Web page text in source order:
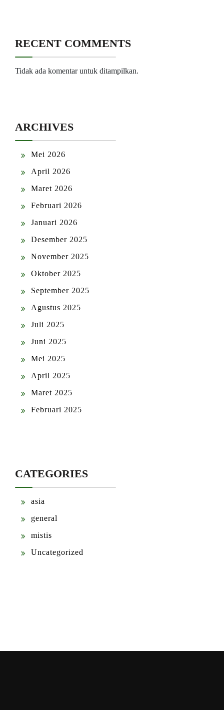
RECENT COMMENTS
Tidak ada komentar untuk ditampilkan.
ARCHIVES
Mei 2026
April 2026
Maret 2026
Februari 2026
Januari 2026
Desember 2025
November 2025
Oktober 2025
September 2025
Agustus 2025
Juli 2025
Juni 2025
Mei 2025
April 2025
Maret 2025
Februari 2025
CATEGORIES
asia
general
mistis
Uncategorized